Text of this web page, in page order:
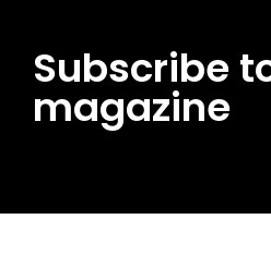
Subscribe
magazine